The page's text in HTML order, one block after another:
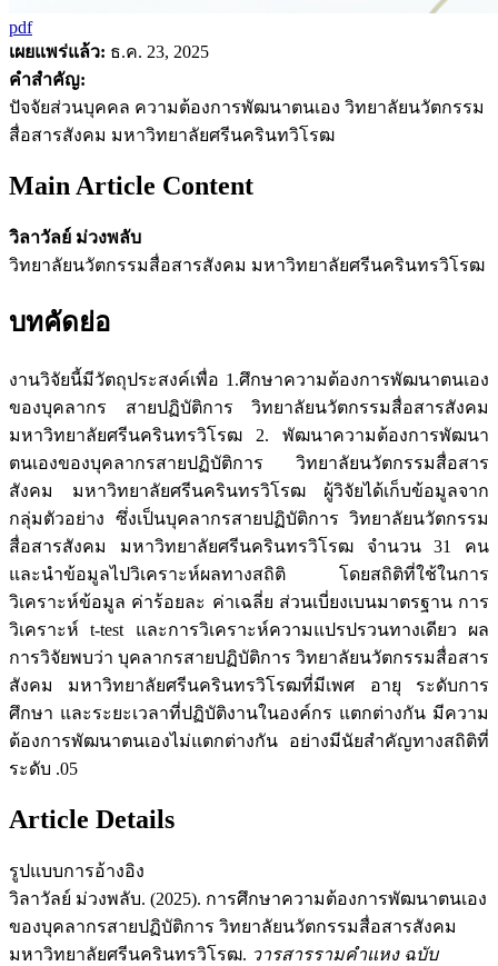
pdf
เผยแพร่แล้ว: ธ.ค. 23, 2025
คำสำคัญ:
ปัจจัยส่วนบุคคล ความต้องการพัฒนาตนเอง วิทยาลัยนวัตกรรม
สื่อสารสังคม มหาวิทยาลัยศรีนครินทวิโรฒ
Main Article Content
วิลาวัลย์ ม่วงพลับ
วิทยาลัยนวัตกรรมสื่อสารสังคม มหาวิทยาลัยศรีนครินทรวิโรฒ
บทคัดย่อ
งานวิจัยนี้มีวัตถุประสงค์เพื่อ 1.ศึกษาความต้องการพัฒนาตนเอง
ของบุคลากร สายปฏิบัติการ วิทยาลัยนวัตกรรมสื่อสารสังคม
มหาวิทยาลัยศรีนครินทรวิโรฒ 2. พัฒนาความต้องการพัฒนา
ตนเองของบุคลากรสายปฏิบัติการ วิทยาลัยนวัตกรรมสื่อสาร
สังคม มหาวิทยาลัยศรีนครินทรวิโรฒ ผู้วิจัยได้เก็บข้อมูลจาก
กลุ่มตัวอย่าง ซึ่งเป็นบุคลากรสายปฏิบัติการ วิทยาลัยนวัตกรรม
สื่อสารสังคม มหาวิทยาลัยศรีนครินทรวิโรฒ จำนวน 31 คน
และนำข้อมูลไปวิเคราะห์ผลทางสถิติ โดยสถิติที่ใช้ในการ
วิเคราะห์ข้อมูล ค่าร้อยละ ค่าเฉลี่ย ส่วนเบี่ยงเบนมาตรฐาน การ
วิเคราะห์ t-test และการวิเคราะห์ความแปรปรวนทางเดียว ผล
การวิจัยพบว่า บุคลากรสายปฏิบัติการ วิทยาลัยนวัตกรรมสื่อสาร
สังคม มหาวิทยาลัยศรีนครินทรวิโรฒที่มีเพศ อายุ ระดับการ
ศึกษา และระยะเวลาที่ปฏิบัติงานในองค์กร แตกต่างกัน มีความ
ต้องการพัฒนาตนเองไม่แตกต่างกัน อย่างมีนัยสำคัญทางสถิติที่
ระดับ .05
Article Details
รูปแบบการอ้างอิง
วิลาวัลย์ ม่วงพลับ. (2025). การศึกษาความต้องการพัฒนาตนเอง
ของบุคลากรสายปฏิบัติการ วิทยาลัยนวัตกรรมสื่อสารสังคม
มหาวิทยาลัยศรีนครินทรวิโรฒ. วารสารรามคำแหง ฉบับ